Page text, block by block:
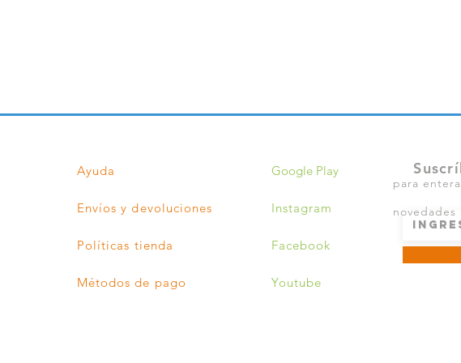
Ayuda
Envíos y devoluciones
Políticas tienda
Métodos de pago
Google Play
Instagram
Facebook
Youtube
para
novedades